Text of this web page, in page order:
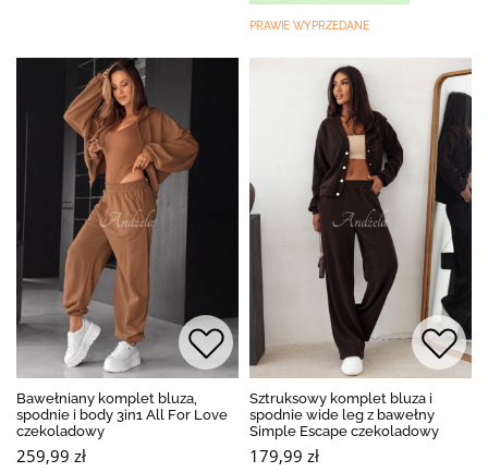
PRAWIE WYPRZEDANE
Bawełniany komplet bluza,
spodnie i body 3in1 All For Love
czekoladowy
259,99 zł
Sztruksowy komplet bluza i
spodnie wide leg z bawełny
Simple Escape czekoladowy
179,99 zł